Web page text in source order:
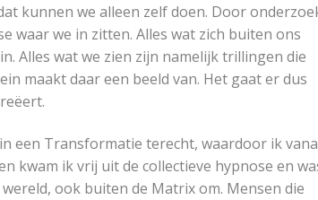
kunnen we alleen zelf doen. Door
waar we in zitten. Alles wat zich buiten ons
Alles wat we zien zijn namelijk trillingen die
maakt daar een beeld van. Het gaat er dus
een Transformatie terecht, waardoor ik
kwam ik vrij uit de collectieve hypnose en
ook buiten de Matrix om. Mensen die